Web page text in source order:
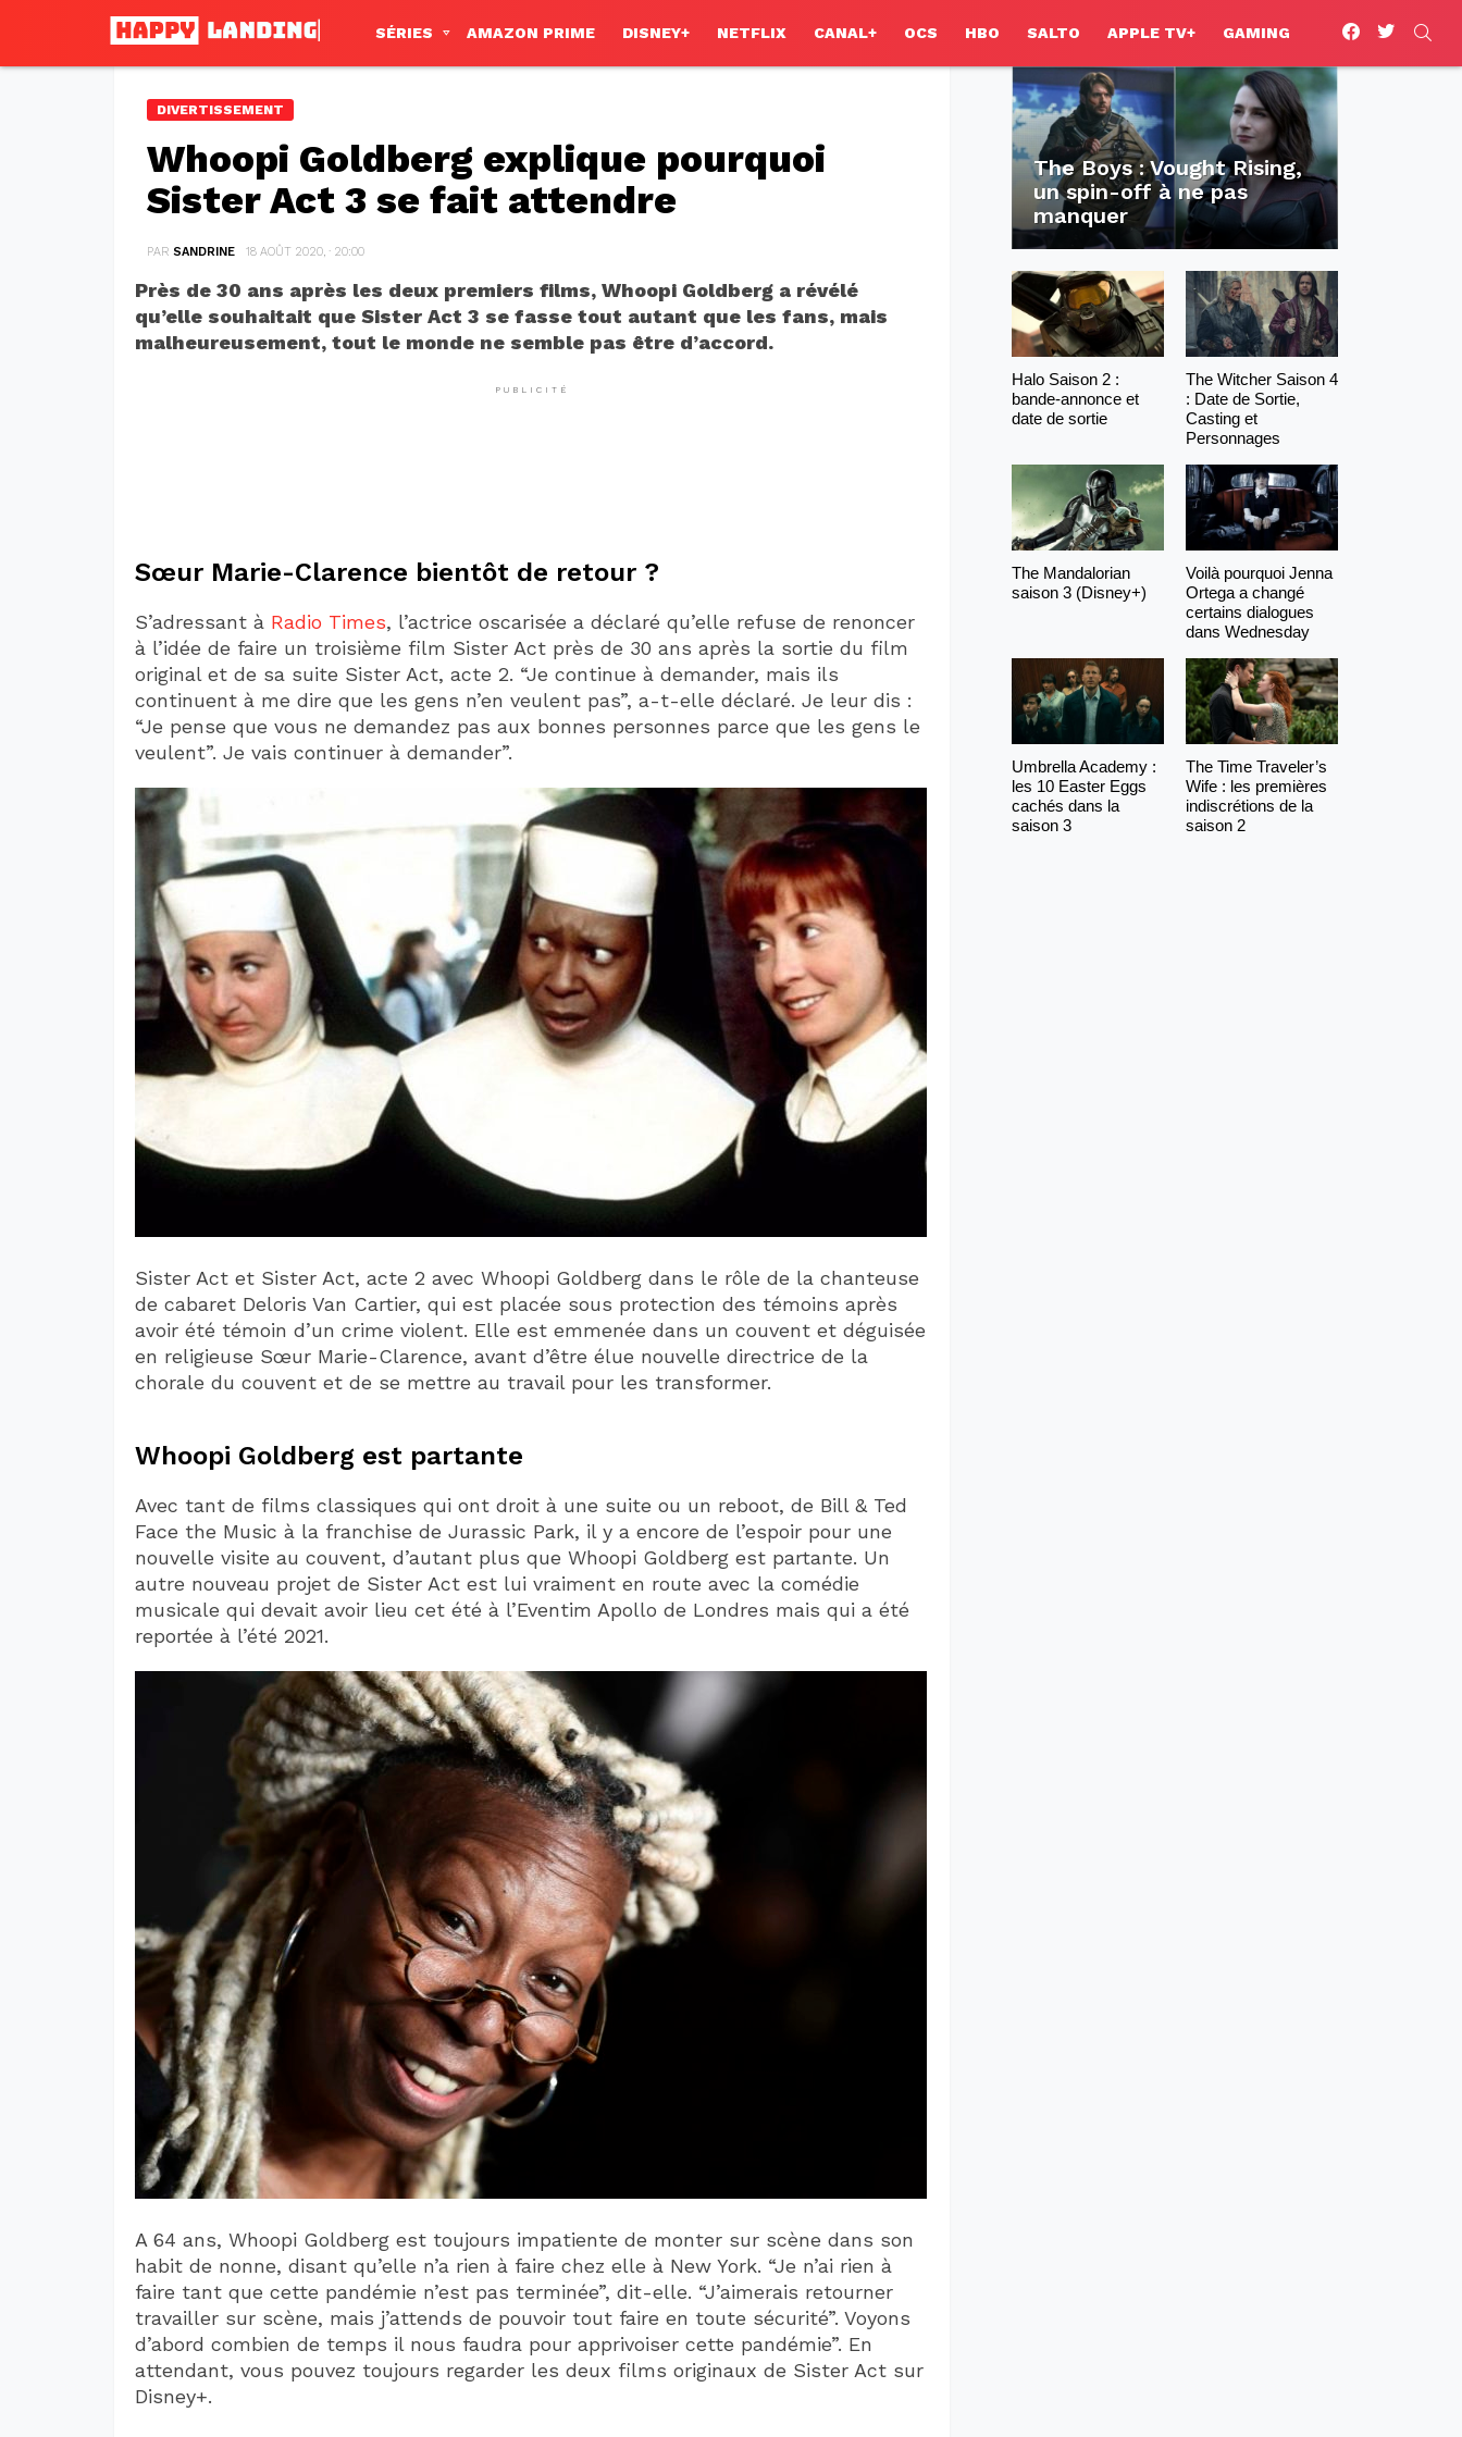
SÉRIES AMAZON PRIME DISNEY+ NETFLIX CANAL+ OCS HBO SALTO APPLE TV+ GAMING
facebooktwitter
DIVERTISSEMENT
Whoopi Goldberg explique pourquoi
Sister Act 3 se fait attendre
PAR SANDRINE 18 AOÛT 2020, · 20:00
Près de 30 ans après les deux premiers films, Whoopi Goldberg a révélé
qu’elle souhaitait que Sister Act 3 se fasse tout autant que les fans, mais
malheureusement, tout le monde ne semble pas être d’accord.
PUBLICITÉ
Sœur Marie-Clarence bientôt de retour ?
S’adressant à Radio Times, l’actrice oscarisée a déclaré qu’elle refuse de renoncer
à l’idée de faire un troisième film Sister Act près de 30 ans après la sortie du film
original et de sa suite Sister Act, acte 2. “Je continue à demander, mais ils
continuent à me dire que les gens n’en veulent pas”, a-t-elle déclaré. Je leur dis :
“Je pense que vous ne demandez pas aux bonnes personnes parce que les gens le
veulent”. Je vais continuer à demander”.
Sister Act et Sister Act, acte 2 avec Whoopi Goldberg dans le rôle de la chanteuse
de cabaret Deloris Van Cartier, qui est placée sous protection des témoins après
avoir été témoin d’un crime violent. Elle est emmenée dans un couvent et déguisée
en religieuse Sœur Marie-Clarence, avant d’être élue nouvelle directrice de la
chorale du couvent et de se mettre au travail pour les transformer.
Whoopi Goldberg est partante
Avec tant de films classiques qui ont droit à une suite ou un reboot, de Bill & Ted
Face the Music à la franchise de Jurassic Park, il y a encore de l’espoir pour une
nouvelle visite au couvent, d’autant plus que Whoopi Goldberg est partante. Un
autre nouveau projet de Sister Act est lui vraiment en route avec la comédie
musicale qui devait avoir lieu cet été à l’Eventim Apollo de Londres mais qui a été
reportée à l’été 2021.
A 64 ans, Whoopi Goldberg est toujours impatiente de monter sur scène dans son
habit de nonne, disant qu’elle n’a rien à faire chez elle à New York. “Je n’ai rien à
faire tant que cette pandémie n’est pas terminée”, dit-elle. “J’aimerais retourner
travailler sur scène, mais j’attends de pouvoir tout faire en toute sécurité”. Voyons
d’abord combien de temps il nous faudra pour apprivoiser cette pandémie”. En
attendant, vous pouvez toujours regarder les deux films originaux de Sister Act sur
Disney+.
The Boys : Vought Rising,
un spin-off à ne pas
manquer
Halo Saison 2 :
bande-annonce et
date de sortie
The Witcher Saison 4
: Date de Sortie,
Casting et
Personnages
The Mandalorian
saison 3 (Disney+)
Voilà pourquoi Jenna
Ortega a changé
certains dialogues
dans Wednesday
Umbrella Academy :
les 10 Easter Eggs
cachés dans la
saison 3
The Time Traveler’s
Wife : les premières
indiscrétions de la
saison 2